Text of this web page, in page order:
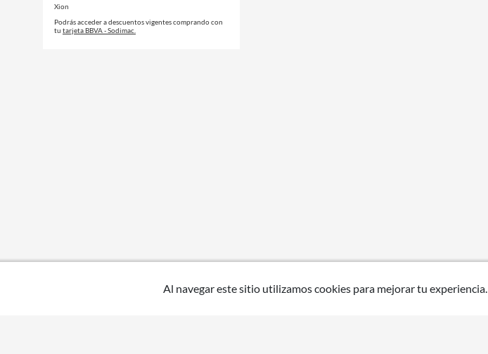
Xion
Podrás acceder a descuentos vigentes comprando con
tu tarjeta BBVA - Sodimac.
Al navegar este sitio utilizamos cookies para mejorar tu experiencia.